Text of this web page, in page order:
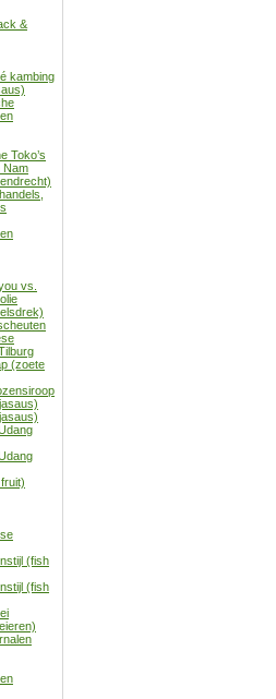
&
kambing
Toko’s
Nam
vs.
(zoete
(fish
(fish